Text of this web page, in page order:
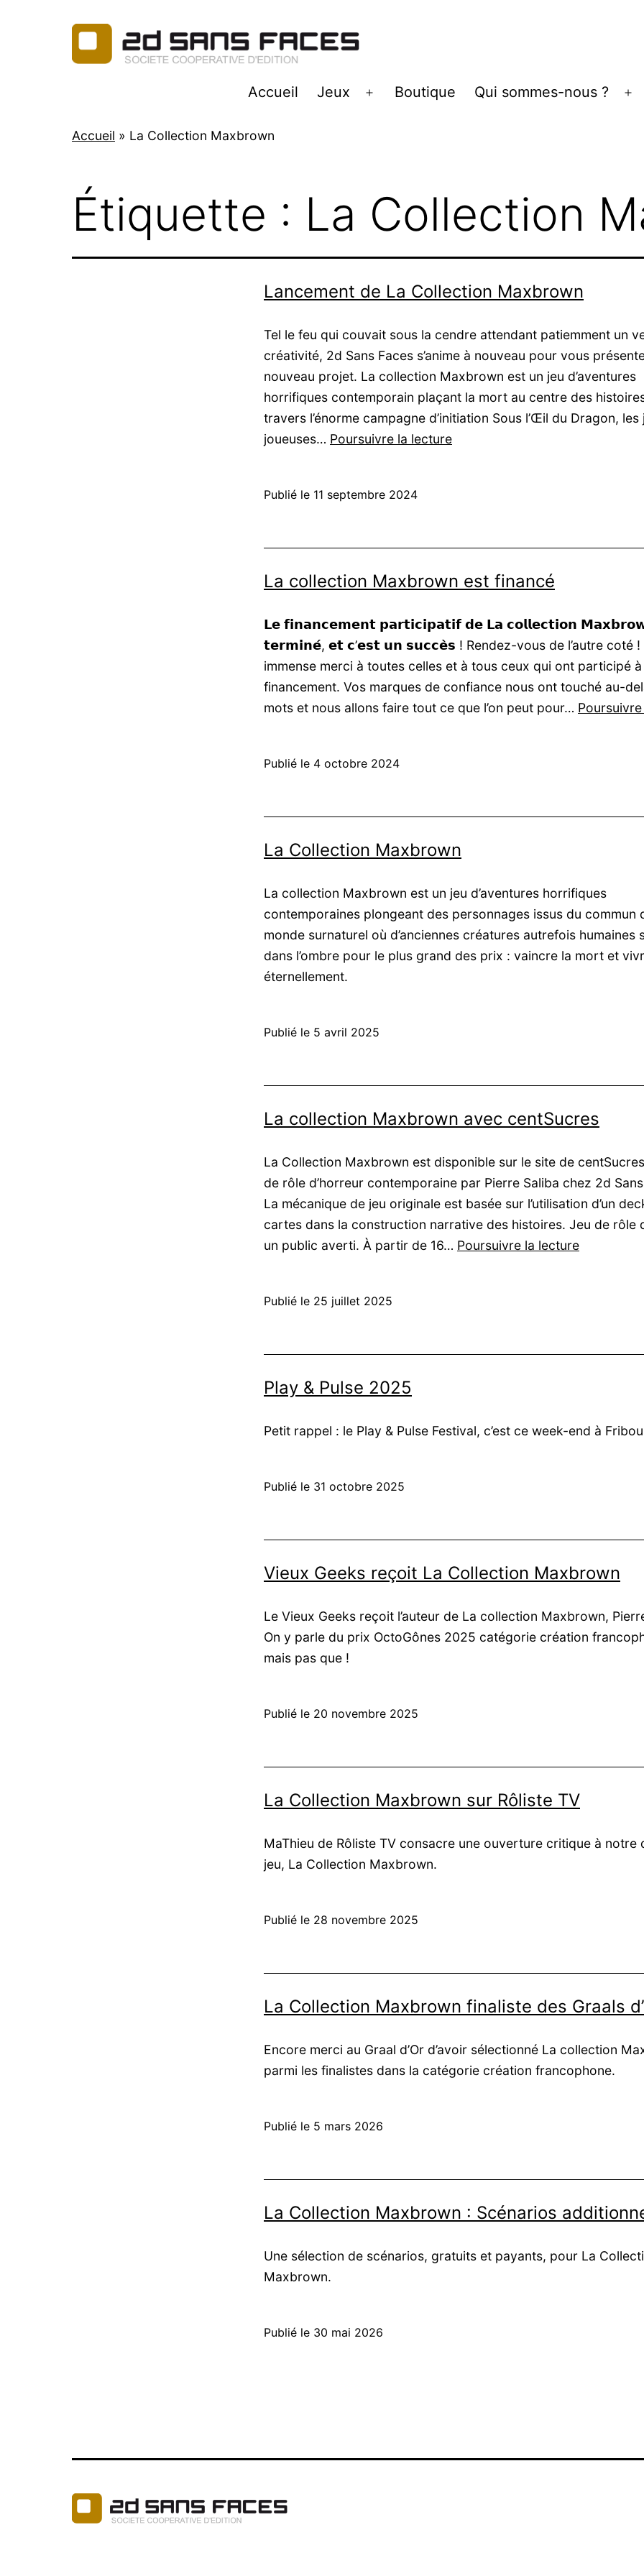
Accueil Jeux
Ouvrir
Boutique Qui sommes-nous ?
Accueil » La Collection Maxbrown
Étiquette : La Collection
Lancement de La Collection Maxbrown
Tel le feu qui couvait sous la cendre attendant patiemment un
créativité, 2d Sans Faces s’anime à nouveau pour vous
nouveau projet. La collection Maxbrown est un jeu d’aventures
horrifiques contemporain plaçant la mort au centre des
travers l’énorme campagne d’initiation Sous l’Œil du Dragon,
joueuses… Poursuivre la lectureLancement
Publié le 11 septembre 2024
La collection Maxbrown est financé
𝗟𝗲 𝗳𝗶𝗻𝗮𝗻𝗰𝗲𝗺𝗲𝗻𝘁 𝗽𝗮𝗿𝘁𝗶𝗰𝗶𝗽𝗮𝘁𝗶𝗳 𝗱𝗲 𝗟𝗮 𝗰𝗼𝗹𝗹𝗲𝗰𝘁𝗶𝗼𝗻
𝘁𝗲𝗿𝗺𝗶𝗻𝗲́, 𝗲𝘁 𝗰’𝗲𝘀𝘁 𝘂𝗻 𝘀𝘂𝗰𝗰𝗲̀𝘀 ! Rendez-vous de l’autre coté !
immense merci à toutes celles et à tous ceux qui ont participé
financement. Vos marques de confiance nous ont touché au-
mots et nous allons faire tout ce que l’on peut pour…
Publié le 4 octobre 2024
La Collection Maxbrown
La collection Maxbrown est un jeu d’aventures horrifiques
contemporaines plongeant des personnages issus du commun
monde surnaturel où d’anciennes créatures autrefois humaines
dans l’ombre pour le plus grand des prix : vaincre la mort et
éternellement.
Publié le 5 avril 2025
La collection Maxbrown avec centSucres
La Collection Maxbrown est disponible sur le site de
de rôle d’horreur contemporaine par Pierre Saliba chez 2d
La mécanique de jeu originale est basée sur l’utilisation d’un
cartes dans la construction narrative des histoires. Jeu de rôle
un public averti. À partir de 16… Poursuivre la lectureLa
Publié le 25 juillet 2025
Play & Pulse 2025
Petit rappel : le Play & Pulse Festival, c’est ce week-end à
Publié le 31 octobre 2025
Vieux Geeks reçoit La Collection Maxbrown
Le Vieux Geeks reçoit l’auteur de La collection Maxbrown,
On y parle du prix OctoGônes 2025 catégorie création
mais pas que !
Publié le 20 novembre 2025
La Collection Maxbrown sur Rôliste TV
MaThieu de Rôliste TV consacre une ouverture critique à notre
jeu, La Collection Maxbrown.
Publié le 28 novembre 2025
La Collection Maxbrown finaliste des Graals
Encore merci au Graal d’Or d’avoir sélectionné La collection
parmi les finalistes dans la catégorie création francophone.
Publié le 5 mars 2026
La Collection Maxbrown : Scénarios
Une sélection de scénarios, gratuits et payants, pour La
Maxbrown.
Publié le 30 mai 2026